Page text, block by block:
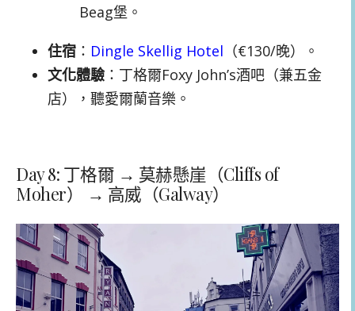
Beag堡。
住宿 ： Dingle Skellig Hotel （€130/晚）。
文化體驗 ：丁格爾Foxy John’s酒吧（兼五金
店），聽愛爾蘭音樂。
Day 8: 丁格爾 → 莫赫懸崖（Cliffs of
Moher） → 高威（Galway）